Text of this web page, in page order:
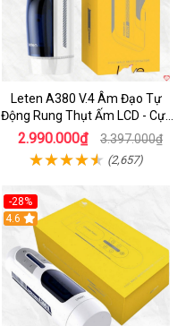
Leten A380 V.4 Âm Đạo Tự
Động Rung Thụt Ấm LCD - Cực
Phê
2.990.000₫ 3.397.000₫
(2,657)
-28%
Hot
4.6